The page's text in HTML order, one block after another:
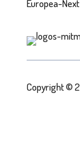
Europea-
Copyright ©